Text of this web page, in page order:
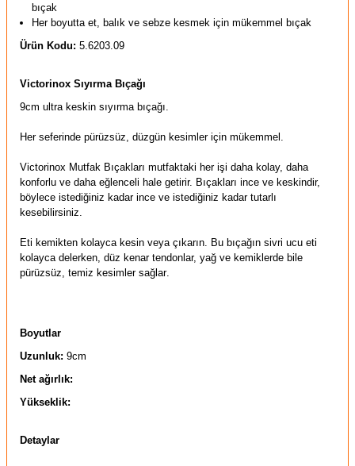
bıçak
Her boyutta et, balık ve sebze kesmek için mükemmel bıçak
Ürün Kodu: 5.6203.09
Victorinox Sıyırma Bıçağı
9cm ultra keskin sıyırma bıçağı.
Her seferinde pürüzsüz, düzgün kesimler için mükemmel.
Victorinox Mutfak Bıçakları mutfaktaki her işi daha kolay, daha
konforlu ve daha eğlenceli hale getirir. Bıçakları ince ve keskindir,
böylece istediğiniz kadar ince ve istediğiniz kadar tutarlı
kesebilirsiniz.
Eti kemikten kolayca kesin veya çıkarın. Bu bıçağın sivri ucu eti
kolayca delerken, düz kenar tendonlar, yağ ve kemiklerde bile
pürüzsüz, temiz kesimler sağlar.
Boyutlar
Uzunluk: 9cm
Net ağırlık:
Yükseklik:
Detaylar